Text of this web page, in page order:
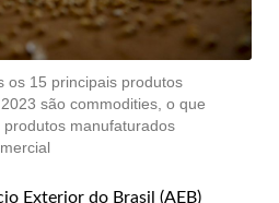
os 15 principais produtos
são commodities, o que
manufaturados
Exterior do Brasil (AEB)